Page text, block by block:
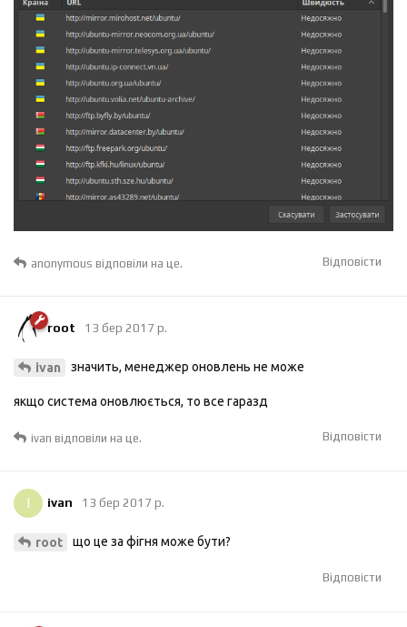
Відповісти
anonymous відповіли на це.
root 13 бер 2017 р.
ivan значить, менеджер оновлень не може
якщо система оновлюється, то все гаразд
Відповісти
ivan відповіли на це.
I ivan 13 бер 2017 р.
root що це за фігня може бути?
Відповісти